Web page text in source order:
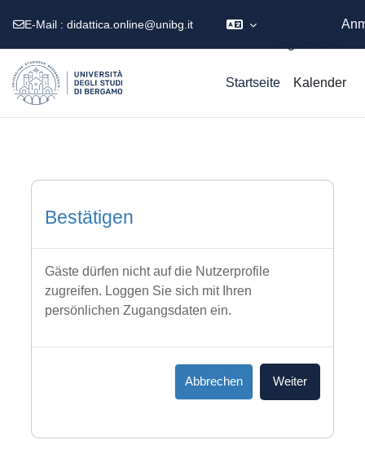
E-Mail : didattica.online@unibg.it
Startseite Kalender
Bestätigen
Gäste dürfen nicht auf die Nutzerprofile
zugreifen. Loggen Sie sich mit Ihren
persönlichen Zugangsdaten ein.
Abbrechen Weiter